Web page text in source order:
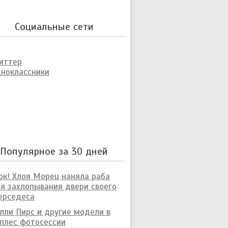
Социальные сети
Популярное за 30 дней
Хлоя Морец наняла раба
захлопывания двери своего
Пирс и другие модели в
фотосессии